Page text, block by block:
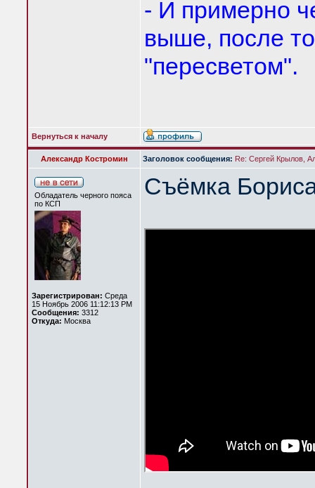
- И примерно
выше, после
"пересветом".
Вернуться к началу
Александр Костромин Заголовок сообщения: Re: Сергей Крылов,
Обладатель черного пояса
по КСП
Зарегистрирован: Среда
15 Ноябрь 2006 11:12:13 PM
Сообщения: 3312
Откуда: Москва
Съёмка